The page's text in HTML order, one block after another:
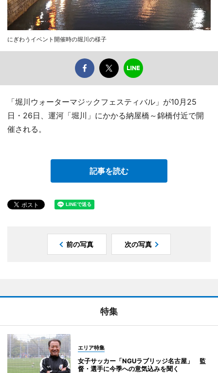
にぎわうイベント開催時の堀川の様子
「堀川ウォーターマジックフェスティバル」が10月25
日・26日、運河「堀川」にかかる納屋橋～錦橋付近で開
催される。
記事を読む
前の写真 次の写真
特集
エリア特集
女子サッカー「NGUラブリッジ名古屋」 監
督・選手に今季への意気込みを聞く